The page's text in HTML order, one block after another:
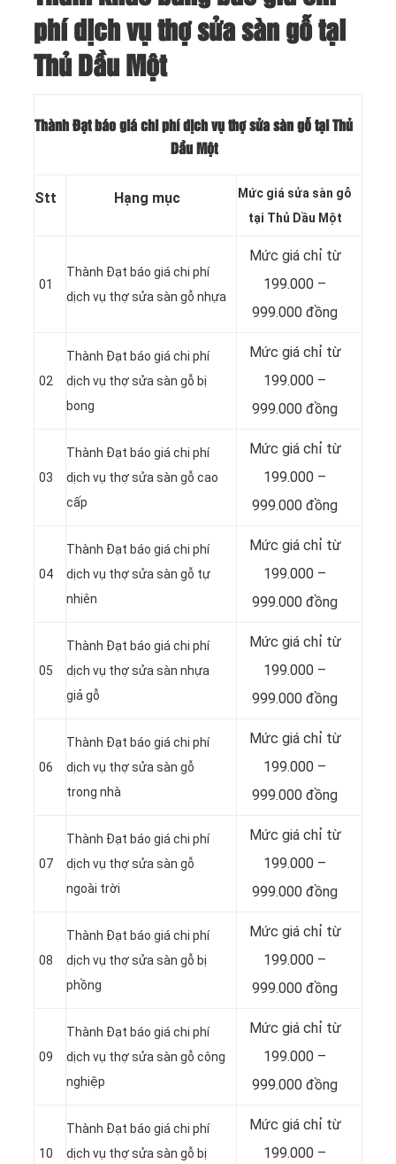
phí dịch vụ thợ sửa sàn gỗ tại
Thủ Dầu Một
Thành Đạt báo giá chi phí dịch vụ thợ sửa sàn gỗ tại Thủ
Dầu Một
Stt Hạng mục
Mức giá sửa sàn gỗ
tại Thủ Dầu Một
01
Thành Đạt báo giá chi phí
dịch vụ thợ sửa sàn gỗ nhựa
Mức giá chỉ từ
199.000 –
999.000 đồng
02
Thành Đạt báo giá chi phí
dịch vụ thợ sửa sàn gỗ bị
bong
Mức giá chỉ từ
199.000 –
999.000 đồng
03
Thành Đạt báo giá chi phí
dịch vụ thợ sửa sàn gỗ cao
cấp
Mức giá chỉ từ
199.000 –
999.000 đồng
04
Thành Đạt báo giá chi phí
dịch vụ thợ sửa sàn gỗ tự
nhiên
Mức giá chỉ từ
199.000 –
999.000 đồng
05
Thành Đạt báo giá chi phí
dịch vụ thợ sửa sàn nhựa
giả gỗ
Mức giá chỉ từ
199.000 –
999.000 đồng
06
Thành Đạt báo giá chi phí
dịch vụ thợ sửa sàn gỗ
trong nhà
Mức giá chỉ từ
199.000 –
999.000 đồng
07
Thành Đạt báo giá chi phí
dịch vụ thợ sửa sàn gỗ
ngoài trời
Mức giá chỉ từ
199.000 –
999.000 đồng
08
Thành Đạt báo giá chi phí
dịch vụ thợ sửa sàn gỗ bị
phồng
Mức giá chỉ từ
199.000 –
999.000 đồng
09
Thành Đạt báo giá chi phí
dịch vụ thợ sửa sàn gỗ công
nghiệp
Mức giá chỉ từ
199.000 –
999.000 đồng
10
Thành Đạt báo giá chi phí
dịch vụ thợ sửa sàn gỗ bị
Mức giá chỉ từ
199.000 –